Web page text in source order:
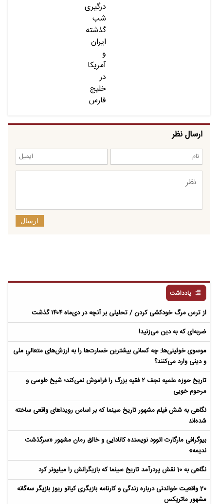
ارسال نظر
ارسال
یادداشت
از ترس مرگ خودکشی کردن / تحلیلی بر آنچه در دی‌ماه ۱۴۰۴ گذشت
ضربه‌ای که به دین می‌زنید!
موسوی خوئینی‌ها: چه کسانی بیشترین خسارت‌ها را به ارزش‌های متعالیِ ملی
و دینی وارد می‌کنند؟
تاریخ حوزه علمیه نجف ۲ فقیه بزرگ را فراموش نمی‌کند؛ شیخ طوسی و
مرحوم خویی
نگاهی به شش فیلم مشهور تاریخ سینما که بر اساس رویداهای واقعی ساخته
شده‌اند
بیوگرافی مارگارت اتوود نویسنده کانادایی و خالق رمان مشهور «سرگذشت
ندیمه»
نگاهی به 10 نقش پردرآمد تاریخ سینما که بازیگرانش را میلیونر کرد
20 واقعیت خواندنی درباره زندگی و کارنامه بازیگری کیانو ریوز بازیگر سه‌گانه
مشهور ماتریکس